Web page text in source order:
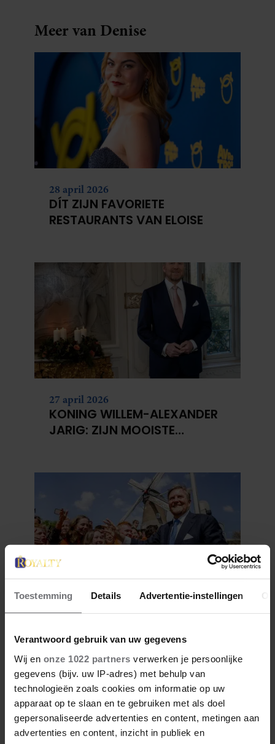
Toestemming Details Advertentie-instellingen
Verantwoord gebruik van uw gegevens
Wij en onze 1022 partners verwerken je persoonlijke
gegevens (bijv. uw IP-adres) met behulp van
technologieën zoals cookies om informatie op uw
apparaat op te slaan en te gebruiken met als doel
gepersonaliseerde advertenties en content, metingen aan
advertenties en content, inzicht in publiek en
Meer van Denise
28 april 2026
DÍT ZIJN FAVORIETE
RESTAURANTS VAN ELOISE
27 april 2026
KONING WILLEM-ALEXANDER
JARIG: ZIJN MOOISTE
27 april 2026
KONINGSPAAR TIJDENS
KONINGSDAG 2026